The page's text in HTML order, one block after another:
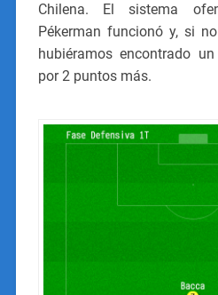
Chilena. El sistema
Pékerman funcionó y, si
hubiéramos encontrado
por 2 puntos más.